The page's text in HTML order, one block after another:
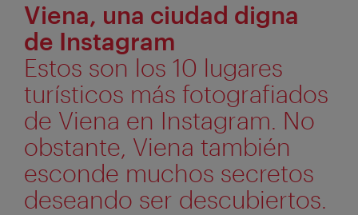
Viena, una ciudad digna
de Instagram
Estos son los 10 lugares
turísticos más fotografiados
de Viena en Instagram. No
obstante, Viena también
esconde muchos secretos
deseando ser descubiertos.